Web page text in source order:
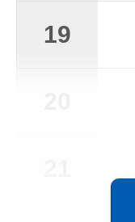
19